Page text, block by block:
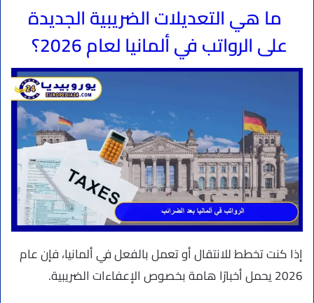
ما هي التعديلات الضريبية الجديدة
على الرواتب في ألمانيا لعام 2026؟
إذا كنت تخطط للانتقال أو تعمل بالفعل في ألمانيا، فإن عام
2026 يحمل أخبارًا هامة بخصوص الإعفاءات الضريبية.